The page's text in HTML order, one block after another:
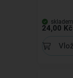
skladem
24,00 Kč